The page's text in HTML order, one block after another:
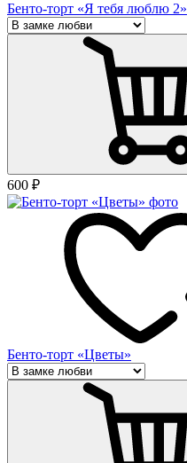
Бенто-торт «Я тебя люблю 2»
600 ₽
Бенто-торт «Цветы»